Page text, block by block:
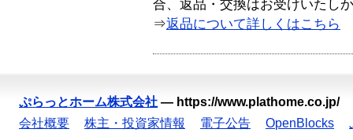
合、返品・交換はお受けいたし
⇒返品について詳しくはこちら
ぷらっとホーム株式会社 — https://www.plathome.co.jp/
会社概要
株主・投資家情報 電子公告 OpenBlocks